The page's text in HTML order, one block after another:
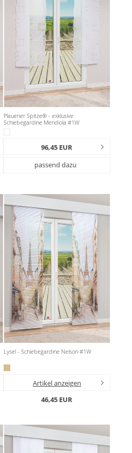
Plauener Spitze® - exklusive
Schiebegardine Mendiola #1W
96,45 EUR
passend dazu
Lysel - Schiebegardine Nelson #1W
Artikel anzeigen
46,45 EUR